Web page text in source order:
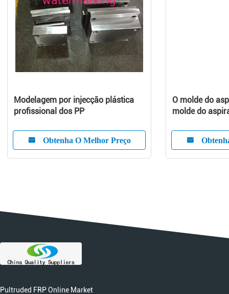
Modelagem por injecção plástica
profissional dos PP
Obtenha O Melhor Preço
O molde do
molde do
aspirador de
moldam/
da tampa/
Pultruded FRP Online Market